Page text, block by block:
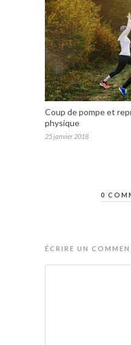
Coup de pompe et
physique
25 janvier 2018
0
ÉCRIRE UN